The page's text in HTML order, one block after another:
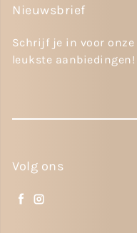
Nieuwsbrief
Schrijf je in voor
leukste aanbiedingen!
Volg ons
Facebook
Instagram